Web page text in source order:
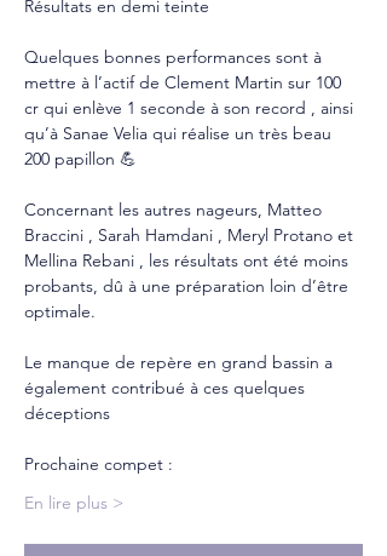
Résultats en demi teinte
Quelques bonnes performances sont à
mettre à l’actif de Clement Martin sur 100
cr qui enlève 1 seconde à son record , ainsi
qu’à Sanae Velia qui réalise un très beau
200 papillon 💪
Concernant les autres nageurs, Matteo
Braccini , Sarah Hamdani , Meryl Protano et
Mellina Rebani , les résultats ont été moins
probants, dû à une préparation loin d’être
optimale.
Le manque de repère en grand bassin a
également contribué à ces quelques
déceptions
Prochaine compet :
En lire plus >